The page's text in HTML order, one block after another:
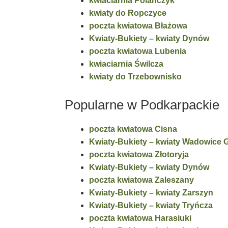
kwiaty do Ropczyce
poczta kwiatowa Błażowa
Kwiaty-Bukiety – kwiaty Dynów
poczta kwiatowa Lubenia
kwiaciarnia Świlcza
kwiaty do Trzebownisko
Popularne w Podkarpackie
poczta kwiatowa Cisna
Kwiaty-Bukiety – kwiaty Wadowice
poczta kwiatowa Złotoryja
Kwiaty-Bukiety – kwiaty Dynów
poczta kwiatowa Zaleszany
Kwiaty-Bukiety – kwiaty Zarszyn
Kwiaty-Bukiety – kwiaty Tryńcza
poczta kwiatowa Harasiuki